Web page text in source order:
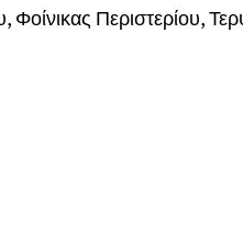
Φοίνικας Περιστερίου,